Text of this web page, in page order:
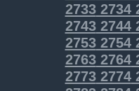
27332734
27432744
27532754
27632764
27732774